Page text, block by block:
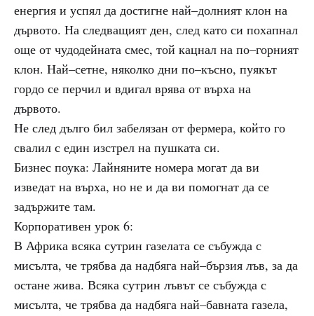
енергия и успял да достигне най–долният клон на
дървото. На следващият ден, след като си похапнал
още от чудодейната смес, той кацнал на по–горният
клон. Най–сетне, няколко дни по–късно, пуякът
гордо се перчил и вдигал врява от върха на
дървото.
Не след дълго бил забелязан от фермера, който го
свалил с един изстрел на пушката си.
Бизнес поука: Лайняните номера могат да ви
изведат на върха, но не и да ви помогнат да се
задържите там.
Корпоративен урок 6:
В Африка всяка сутрин газелата се събужда с
мисълта, че трябва да надбяга най–бързия лъв, за да
остане жива. Всяка сутрин лъвът се събужда с
мисълта, че трябва да надбяга най–бавната газела,